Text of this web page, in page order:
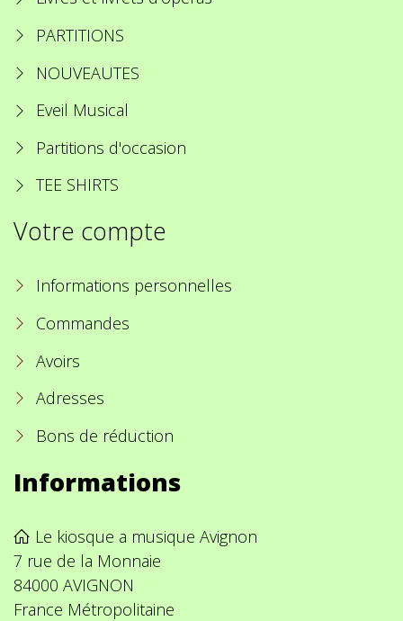
PARTITIONS
NOUVEAUTES
Eveil Musical
Partitions d'occasion
TEE SHIRTS
Votre compte
Informations personnelles
Commandes
Avoirs
Adresses
Bons de réduction
Informations
Le kiosque a musique Avignon
7 rue de la Monnaie
84000 AVIGNON
France Métropolitaine